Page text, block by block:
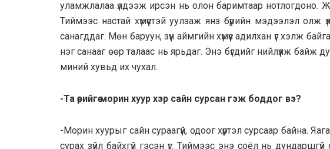
уламжлалаа үлдээж ирсэн нь олон баримтаар нотлогдоно.
Тиймээс настай хүмүүстэй уулзаж янз бүрийн мэдээлэл
санагддаг. Мөн баруун, зүүн аймгийн хүмүүс адилхан үг хэлж
нэг санааг өөр талаас нь ярьдаг. Энэ бүгдийг нийлүүлж байж
миний хувьд их чухал.
-Та өөрийгөө морин хуур хэр сайн сурсан гэж боддог вэ?
-Морин хуурыг сайн сураагүй, одоог хүртэл сурсаар байна.
сурах зүйл байхгүй гэсэн үг. Тиймээс энэ соёл нь